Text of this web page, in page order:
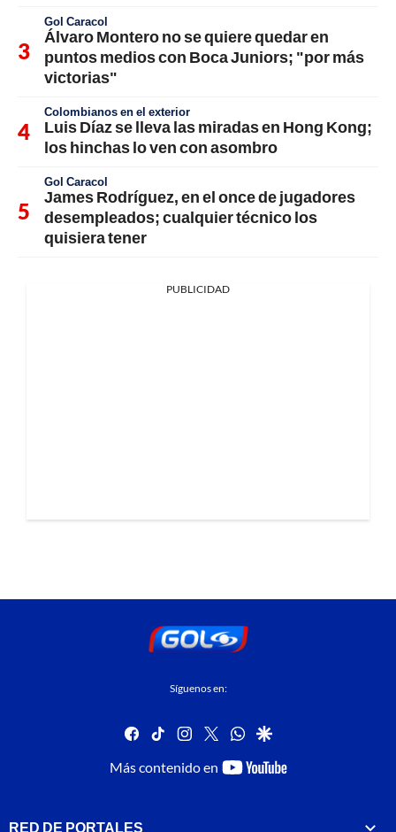
Gol Caracol
Álvaro Montero no se quiere quedar en
puntos medios con Boca Juniors; "por más
victorias"
Colombianos en el exterior
Luis Díaz se lleva las miradas en Hong Kong;
los hinchas lo ven con asombro
Gol Caracol
James Rodríguez, en el once de jugadores
desempleados; cualquier técnico los
quisiera tener
PUBLICIDAD
Síguenos en:
facebook
tiktok instagram
twitterwhatsapp
google
Más contenido en
youtube-
RED DE PORTALES